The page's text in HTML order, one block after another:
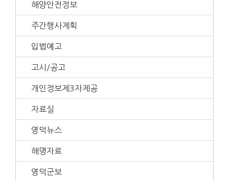
해양안전정보
주간행사계획
입법예고
고시/공고
개인정보제3자제공
자료실
영덕뉴스
해명자료
영덕군보